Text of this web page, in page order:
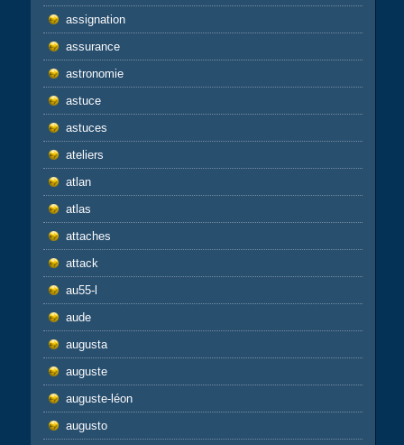
assignation
assurance
astronomie
astuce
astuces
ateliers
atlan
atlas
attaches
attack
au55-l
aude
augusta
auguste
auguste-léon
augusto